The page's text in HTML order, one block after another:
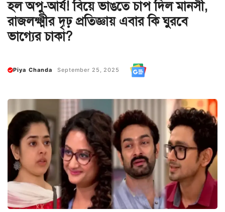
হল অপু-আর্য! বিয়ে ভাঙতে চাপ দিল মানসী,
রাজলক্ষ্মীর দৃঢ় প্রতিজ্ঞায় এবার কি ঘুরবে
ভাগ্যের চাকা?
Piya Chanda September 25, 2025